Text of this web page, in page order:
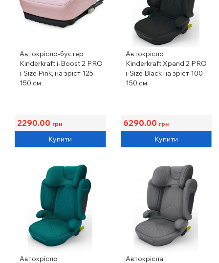
Автокрісло-бустер
Kinderkraft i-Boost 2 PRO
i-Size Pink, на зріст 125-
150 см
2290.00 грн
Купити
Автокрісло
Kinderkraft Xpand 2 PRO
i-Size Black на зріст 100-
150 см.
6290.00 грн
Купити
Автокрісло Автокрісла